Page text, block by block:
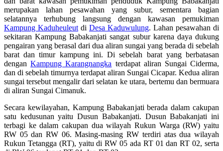
merupakan lahan pesawahan yang subur, sementara bagian
selatannya terhubung langsung dengan kawasan pemukiman
Kampung Kaduheuleut di Desa Kaduwulung. Lahan pesawahan di
sekitaran Kampung Babakanjati sangat subur karena daya dukung
pengairan yang berasal dari dua aliran sungai yang berada di sebelah
barat dan timur kampung ini. Di sebelah barat yang berbatasan
denganKampung Karangnangka terdapat aliran Sungai Ciderma,
dan di sebelah timurnya terdapat aliran Sungai Cicapar. Kedua aliran
sungai tersebut mengalir dari selatan ke utara, bertemu dan bermuara
di aliran Sungai Cimanuk.
Secara kewilayahan, Kampung Babakanjati berada dalam cakupan
satu kedusunan yaitu Dusun Babakanjati. Dusun Babakanjati ini
terbagi ke dalam cakupan dua wilayah Rukun Warga (RW) yaitu
RW 05 dan RW 06. Masing-masing RW terdiri atas dua wilayah
Rukun Tetangga (RT), yaitu di RW 05 ada RT 01 dan RT 02, serta